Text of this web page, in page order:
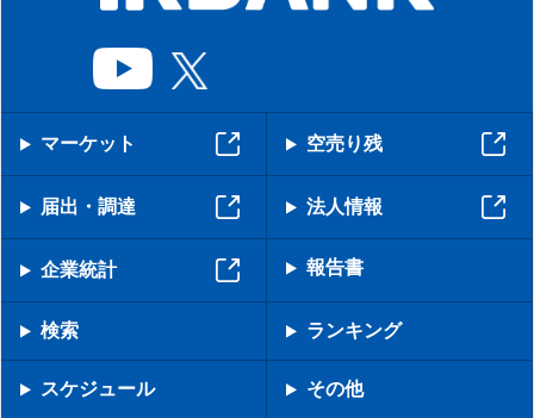
マーケット 空売り残
届出・調達 法人情報
企業統計 報告書
検索 ランキング
スケジュール その他